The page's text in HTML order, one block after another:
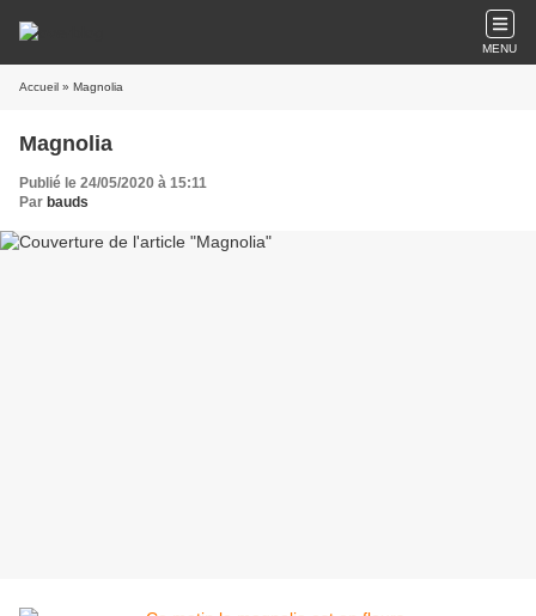
MENU
Accueil » Magnolia
Magnolia
Publié le 24/05/2020 à 15:11
Par bauds